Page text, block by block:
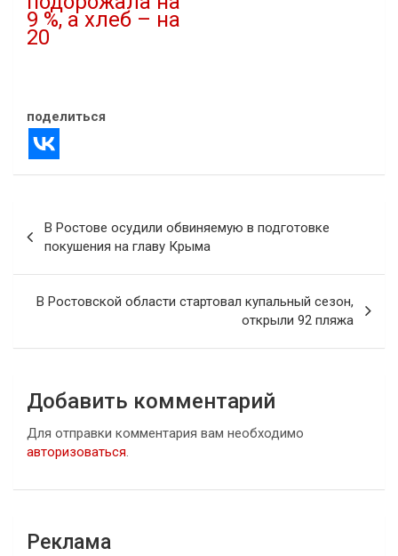
9 %, а хлеб – на
20
поделиться
по
записям
В Ростове осудили обвиняемую в подготовке
покушения на главу Крыма
В Ростовской области стартовал купальный сезон,
открыли 92 пляжа
Добавить комментарий
Для отправки комментария вам необходимо
авторизоваться.
Реклама